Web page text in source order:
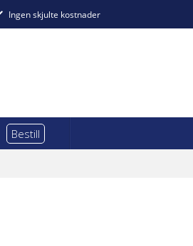
Ingen skjulte kostnader
Bestill